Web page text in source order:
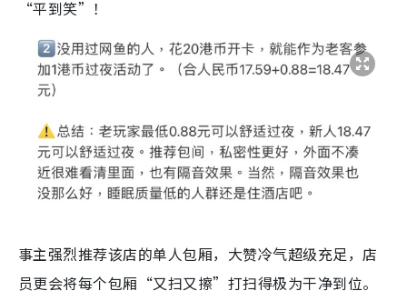
“平到笑”！
事主强烈推荐该店的单人包厢，大赞冷气超级充足，店
员更会将每个包厢“又扫又擦”打扫得极为干净到位。